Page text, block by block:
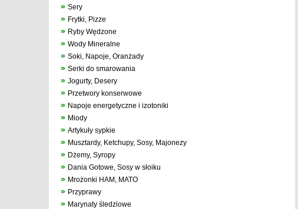
» Sery
» Frytki, Pizze
» Ryby Wędzone
» Wody Mineralne
» Soki, Napoje, Oranżady
» Serki do smarowania
» Jogurty, Desery
» Przetwory konserwowe
» Napoje energetyczne i izotoniki
» Miody
» Artykuły sypkie
» Musztardy, Ketchupy, Sosy, Majonezy
» Dżemy, Syropy
» Dania Gotowe, Sosy w słoiku
» Mrożonki HAM, MATO
» Przyprawy
» Marynaty śledziowe